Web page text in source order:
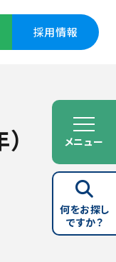
採用情報
メニュー
何をお探し
ですか？